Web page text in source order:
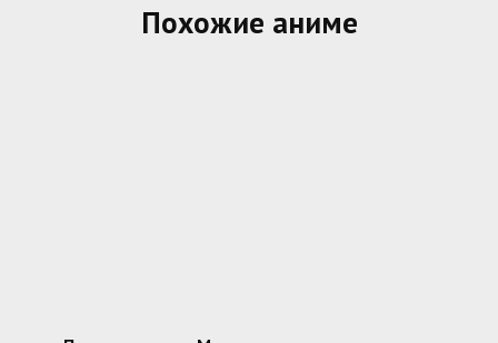
Похожие аниме